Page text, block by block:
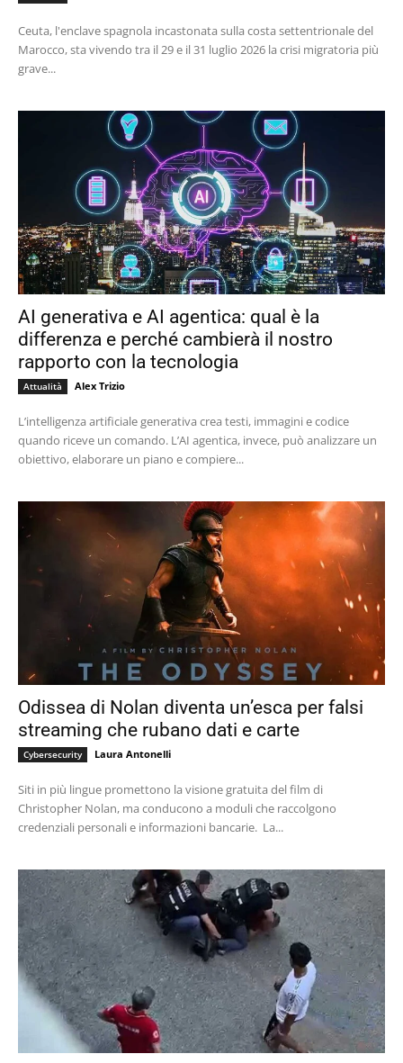
Ceuta, l'enclave spagnola incastonata sulla costa settentrionale del
Marocco, sta vivendo tra il 29 e il 31 luglio 2026 la crisi migratoria più
grave...
AI generativa e AI agentica: qual è la
differenza e perché cambierà il nostro
rapporto con la tecnologia
Attualità Alex Trizio
L’intelligenza artificiale generativa crea testi, immagini e codice
quando riceve un comando. L’AI agentica, invece, può analizzare un
obiettivo, elaborare un piano e compiere...
Odissea di Nolan diventa un’esca per falsi
streaming che rubano dati e carte
Cybersecurity Laura Antonelli
Siti in più lingue promettono la visione gratuita del film di
Christopher Nolan, ma conducono a moduli che raccolgono
credenziali personali e informazioni bancarie. La...